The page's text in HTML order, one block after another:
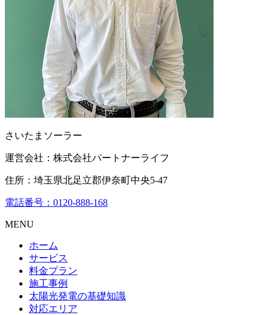
さいたまソーラー
運営会社：株式会社パートナーライフ
住所：埼玉県北足立郡伊奈町中央5-47
電話番号：0120-888-168
MENU
ホーム
サービス
料金プラン
施工事例
太陽光発電の基礎知識
対応エリア